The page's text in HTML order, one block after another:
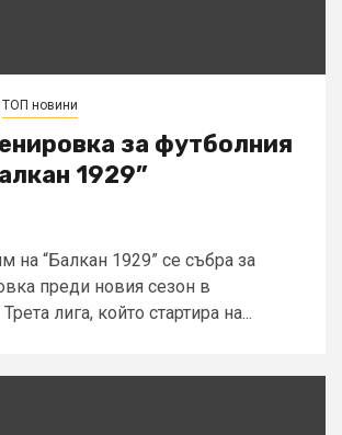
ТОП новини
за футболния
1929”
на “Балкан 1929” се събра за
преди новия сезон в
лига, който стартира на...